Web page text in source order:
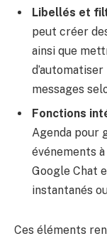
Libellés et
peut créer
ainsi que
messages
Fonctions
Agenda pour
événements
Google Chat
instantanés
Ces éléments